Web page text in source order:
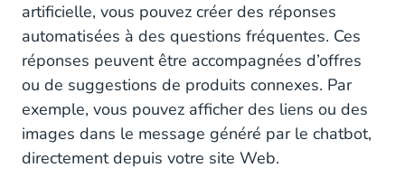
artificielle, vous pouvez créer des réponses
automatisées à des questions fréquentes. Ces
réponses peuvent être accompagnées d’offres
ou de suggestions de produits connexes. Par
exemple, vous pouvez afficher des liens ou des
images dans le message généré par le chatbot,
directement depuis votre site Web.